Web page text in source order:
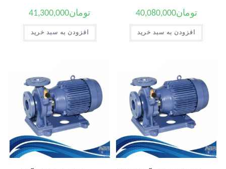
تومان40,080,000
افزودن به سبد خرید
تومان41,300,000
افزودن به سبد خرید